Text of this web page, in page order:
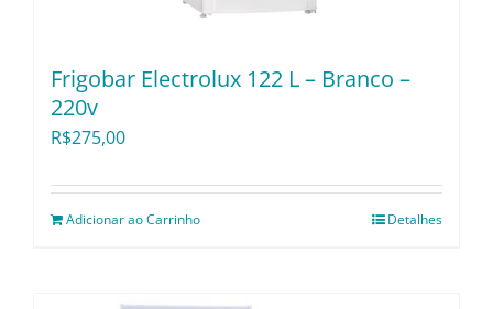
Frigobar Electrolux 122 L – Branco –
220v
R$275,00
Adicionar ao Carrinho Detalhes